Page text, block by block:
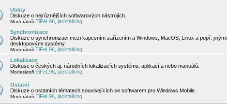
Utility
Diskuze o nejrůznějších softwarových nástrojích.
Moderátoři EiFeL96 jacktalking
Synchronizace
Diskuze o synchronizaci mezi kapesním zařízením a Windows, MacOS, Linux a popř. jinými
desktopovými systémy.
Moderátoři EiFeL96 jacktalking
Lokalizace
Diskuse o českých aj. národních lokalizacích systému, aplikací a nebo manuálů.
Moderátoři EiFeL96 jacktalking
Ostatní
Diskuze o ostatních tématech souvisejících se softwarem pro Windows Mobile.
Moderátoři EiFeL96 jacktalking